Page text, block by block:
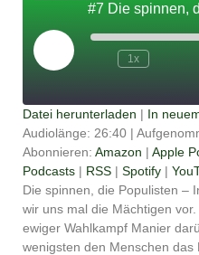
#7 Die spinnen,
Play
Episode
1x
Amazon
Deezer
RSS
YouTube
TEILEN
LINK
EMBED
Datei herunterladen | In
Audiolänge: 26:40 |
Abonnieren: Amazon | Apple
Podcasts | RSS | Spotify |
Die spinnen, die Populisten –
wir uns mal die Mächtigen
ewiger Wahlkampf Manier
wenigsten den Menschen das